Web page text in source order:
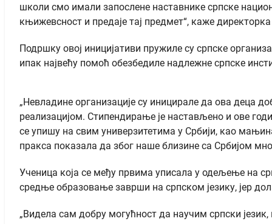
школи смо имали запослене наставнике српске
књижевсност и предаје тај предмет“, каже
Подршку овој иницијативи пружиле су српске
ипак највећу помоћ обезбедиле надлежне српске
„Невладине организације су иницирале да ова деца
реализацијом. Стипендирање је настављено и ове
се упишу на свим универзитетима у Србији, као
пракса показала да због наше близине са Србијом
Ученица која се међу првима уписала у одељење на
средње образовање заврши на српском језику, јер
„Видела сам добру могућност да научим српски